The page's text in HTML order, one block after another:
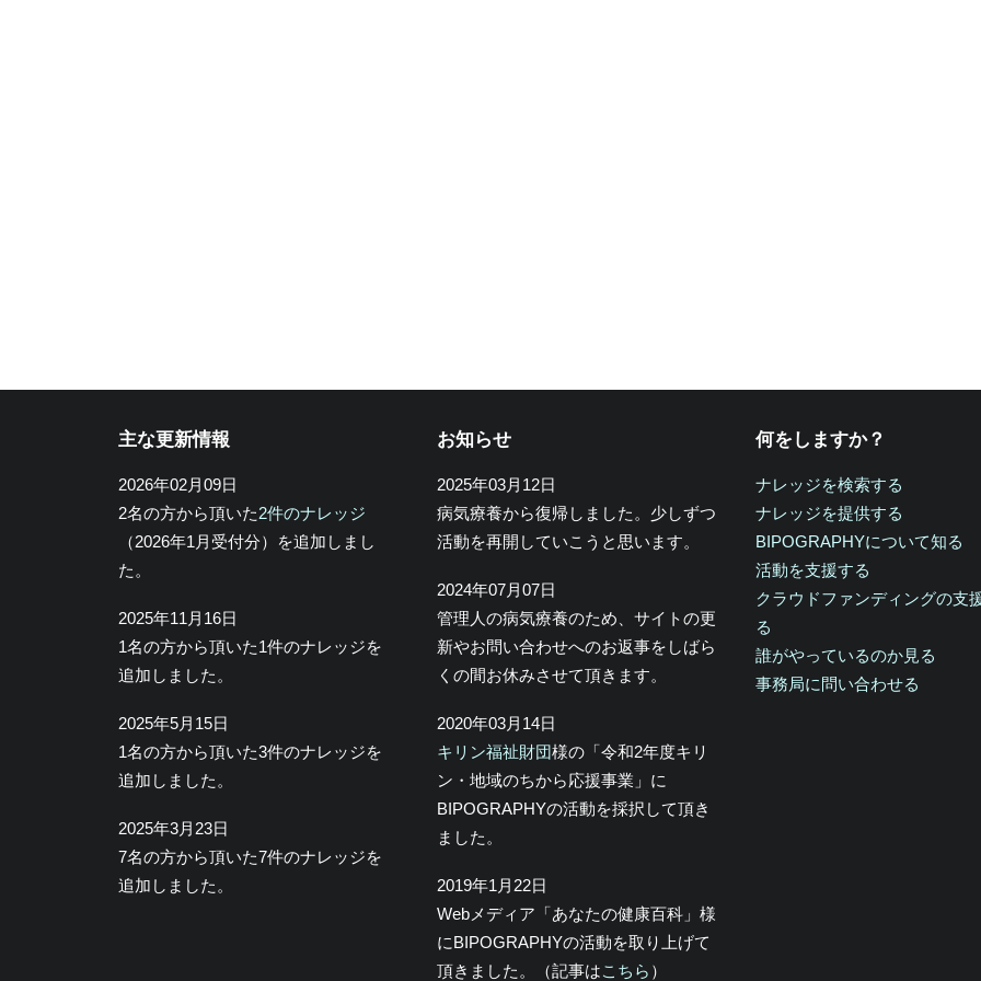
主な更新情報
2026年02月09日
2名の方から頂いた2件のナレッジ
（2026年1月受付分）を追加しまし
た。
2025年11月16日
1名の方から頂いた1件のナレッジを
追加しました。
2025年5月15日
1名の方から頂いた3件のナレッジを
追加しました。
2025年3月23日
7名の方から頂いた7件のナレッジを
追加しました。
お知らせ
2025年03月12日
病気療養から復帰しました。少しずつ
活動を再開していこうと思います。
2024年07月07日
管理人の病気療養のため、サイトの更
新やお問い合わせへのお返事をしばら
くの間お休みさせて頂きます。
2020年03月14日
キリン福祉財団様の「令和2年度キリ
ン・地域のちから応援事業」に
BIPOGRAPHYの活動を採択して頂き
ました。
2019年1月22日
Webメディア「あなたの健康百科」様
にBIPOGRAPHYの活動を取り上げて
頂きました。（記事はこちら ）
何をしますか？
ナレッジを検索する
ナレッジを提供する
BIPOGRAPHYについて知る
活動を支援する
クラウドファンディングの支
る
誰がやっているのか見る
事務局に問い合わせる